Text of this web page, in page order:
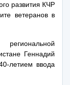
развития КЧР
ветеранов в
региональной
Геннадий
летием ввода